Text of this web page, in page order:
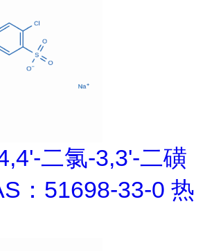
二氯-3,3'-二磺
：51698-33-0 热